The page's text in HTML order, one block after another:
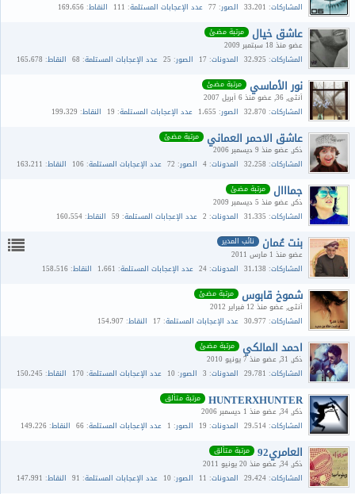
المشاركات 33،201 الصور 77 عدد الإعجابات المستلمة 111 النقاط 169،656
عاشق خيال مرتبة مضئ
عضو منذ 18 سبتمبر 2009
المشاركات 32،925 المدونات 17 الصور 25 عدد الإعجابات المستلمة 68 النقاط 165،678
نور الأماسي مرتبة مضئ
أنثى 36 عضو منذ 6 أبريل 2007
المشاركات 32،870 الصور 1،655 عدد الإعجابات المستلمة 19 النقاط 199،329
عاشق الاحمر العماني
مرتبة مضئ
ذكر عضو منذ 9 ديسمبر 2006
المشاركات 32،258 المدونات 4 الصور 72 عدد الإعجابات المستلمة 106 النقاط 163،211
جمااال مرتبة مضئ
ذكر عضو منذ 5 ديسمبر 2009
المشاركات 31،335 المدونات 2 عدد الإعجابات المستلمة 59 النقاط 160،554
بنت عُمان نائب المدير
عضو منذ 1 مارس 2011
المشاركات 31،138 المدونات 24 عدد الإعجابات المستلمة 1،661 النقاط 158،516
شموخ قابوس مرتبة مضئ
أنثى عضو منذ 12 فبراير 2012
المشاركات 30،977 عدد الإعجابات المستلمة 17 النقاط 154،907
احمد المالكي
مرتبة مضئ
ذكر 31 عضو منذ 7 يونيو 2010
المشاركات 29،781 المدونات 3 الصور 10 عدد الإعجابات المستلمة 170 النقاط 150،245
HUNTERXHUNTER مرتبة متألق
ذكر 34 عضو منذ 1 ديسمبر 2006
المشاركات 29،514 المدونات 19 الصور 1 عدد الإعجابات المستلمة 66 النقاط 149،226
العامري92
مرتبة متألق
ذكر 34 عضو منذ 20 يونيو 2011
المشاركات 29،424 المدونات 11 الصور 10 عدد الإعجابات المستلمة 91 النقاط 147،991